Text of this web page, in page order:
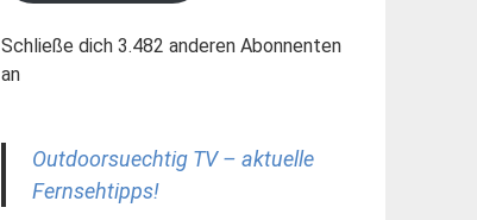
Schließe dich 3.482 anderen Abonnenten
an
Outdoorsuechtig TV – aktuelle
Fernsehtipps!